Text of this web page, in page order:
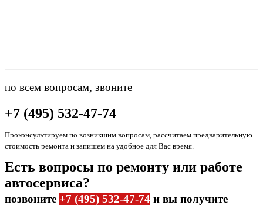
по всем вопросам, звоните
+7 (495) 532-47-74
Проконсультируем по возникшим вопросам, рассчитаем предварительную
стоимость ремонта и запишем на удобное для Вас время.
Есть вопросы по ремонту или работе
автосервиса?
позвоните +7 (495) 532-47-74 и вы получите